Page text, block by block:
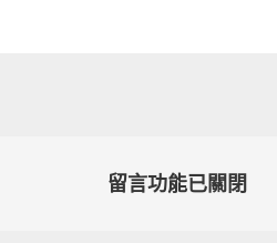
留言功能已關閉